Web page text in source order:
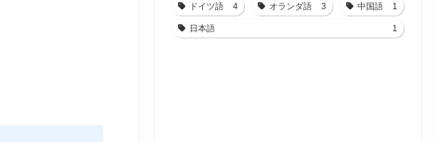
ドイツ語 4 オランダ語 3 中国語 1
日本語 1